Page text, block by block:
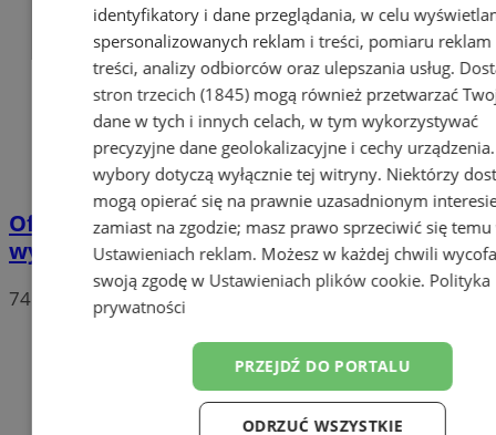
Oficjalne wyniki wyborów: W Chorzowie
wygrywa Rafał Trzaskowski!
74
identyfikatory i dane przeglądania, w celu
spersonalizowanych reklam i treści, pomiaru reklam
treści, analizy odbiorców oraz ulepszania usług.
stron trzecich (1845)mogą również przetwarzać
dane w tych i innych celach, w tym wykorzystywać
precyzyjne dane geolokalizacyjne i cechy
wybory dotyczą wyłącznie tej witryny. Niektórzy
mogą opierać się na prawnie uzasadnionym
zamiast na zgodzie; masz prawo sprzeciwić się temu
Ustawieniach reklam. Możesz w każdej chwili
swoją zgodę w Ustawieniach plików cookie. Polityka
prywatności
PRZEJDŹ DO PORTALU
ODRZUĆ WSZYSTKIE